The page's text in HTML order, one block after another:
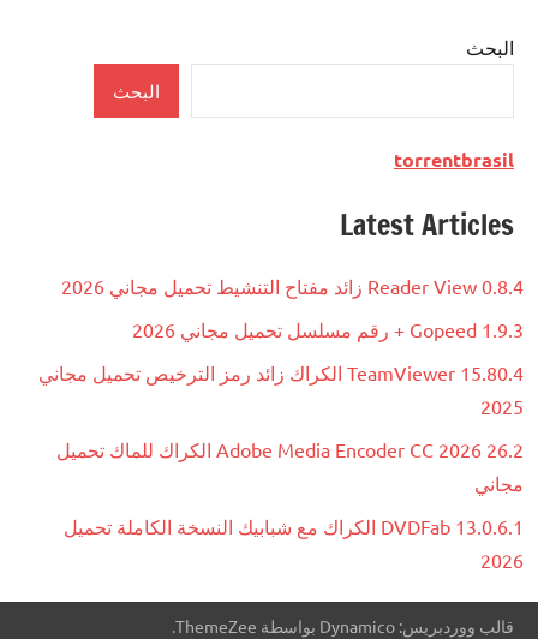
المقالات
البحث
البحث
torrentbrasil
Latest Articles
Reader View 0.8.4 زائد مفتاح التنشيط تحميل مجاني 2026
Gopeed 1.9.3 + رقم مسلسل تحميل مجاني 2026
TeamViewer 15.80.4 الكراك زائد رمز الترخيص تحميل مجاني
2025
Adobe Media Encoder CC 2026 26.2 الكراك للماك تحميل
مجاني
DVDFab 13.0.6.1 الكراك مع شبابيك النسخة الكاملة تحميل
2026
قالب ووردبريس: Dynamico بواسطة ThemeZee.